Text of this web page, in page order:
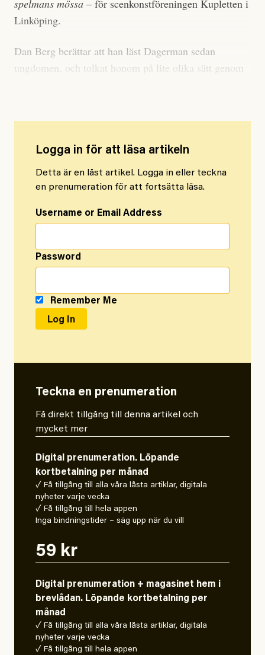
spelmans mössa – för scenkonstföreningen Kupletten i
Linköping.
Dan Berg berättar att han läst Dagerman sedan
ungdomen, och tolkat honom på lite olika sätt genom
Logga in för att läsa artikeln
Detta är en låst artikel. Logga in eller teckna
en prenumeration för att fortsätta läsa.
Username or Email Address
Password
Remember Me
Teckna en prenumeration
Få direkt tillgång till denna artikel och
mycket mer
Digital prenumeration. Löpande
kortbetalning per månad
✓ Få tillgång till alla våra låsta artiklar, digitala
nyheter varje vecka
✓ Få tillgång till hela appen
Inga bindningstider – säg upp när du vill
59 kr
Digital prenumeration + magasinet hem i
brevlådan. Löpande kortbetalning per
månad
✓ Få tillgång till alla våra låsta artiklar, digitala
nyheter varje vecka
✓ Få tillgång till hela appen